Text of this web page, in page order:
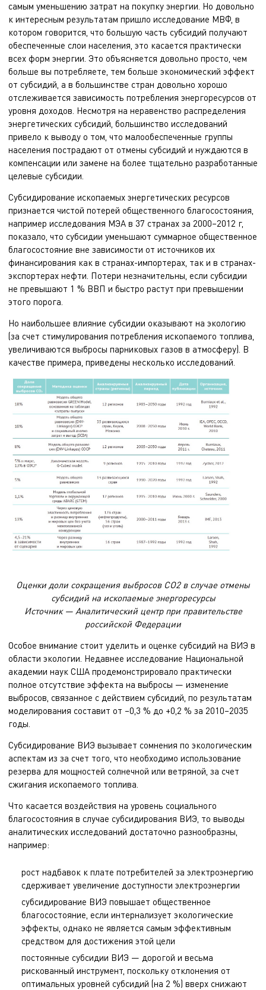
самым уменьшению затрат на покупку энергии. Но довольно
к интересным результатам пришло исследование МВФ, в
котором говорится, что большую часть субсидий получают
обеспеченные слои населения, это касается практически
всех форм энергии. Это объясняется довольно просто, чем
больше вы потребляете, тем больше экономический эффект
от субсидий, а в большинстве стран довольно хорошо
отслеживается зависимость потребления энергоресурсов от
уровня доходов. Несмотря на неравенство распределения
энергетических субсидий, большинство исследований
привело к выводу о том, что малообеспеченные группы
населения пострадают от отмены субсидий и нуждаются в
компенсации или замене на более тщательно разработанные
целевые субсидии.
Субсидирование ископаемых энергетических ресурсов
признается чистой потерей общественного благосостояния,
например исследования МЭА в 37 странах за 2000–2012 г,
показало, что субсидии уменьшают суммарное общественное
благосостояние вне зависимости от источников их
финансирования как в странах-импортерах, так и в странах-
экспортерах нефти. Потери незначительны, если субсидии
не превышают 1 % ВВП и быстро растут при превышении
этого порога.
Но наибольшее влияние субсидии оказывают на экологию
(за счет стимулирования потребления ископаемого топлива,
увеличиваются выбросы парниковых газов в атмосферу). В
качестве примера, приведены несколько исследований.
Оценки доли сокращения выбросов СО2 в случае отмены
субсидий на ископаемые энергоресурсы
Источник — Аналитический центр при правительстве
российской Федерации
Особое внимание стоит уделить и оценке субсидий на ВИЭ в
области экологии. Недавнее исследование Национальной
академии наук США продемонстрировало практически
полное отсутствие эффекта на выбросы — изменение
выбросов, связанное с действием субсидий, по результатам
моделирования составит от –0,3 % до +0,2 % за 2010–2035
годы.
Субсидирование ВИЭ вызывает сомнения по экологическим
аспектам из за счет того, что необходимо использование
резерва для мощностей солнечной или ветряной, за счет
сжигания ископаемого топлива.
Что касается воздействия на уровень социального
благосостояния в случае субсидирования ВИЭ, то выводы
аналитических исследований достаточно разнообразны,
например:
рост надбавок к плате потребителей за электроэнергию
сдерживает увеличение доступности электроэнергии
субсидирование ВИЭ повышает общественное
благосостояние, если интернализует экологические
эффекты, однако не является самым эффективным
средством для достижения этой цели
постоянные субсидии ВИЭ — дорогой и весьма
рискованный инструмент, поскольку отклонения от
оптимальных уровней субсидий (на 2 %) вверх снижают